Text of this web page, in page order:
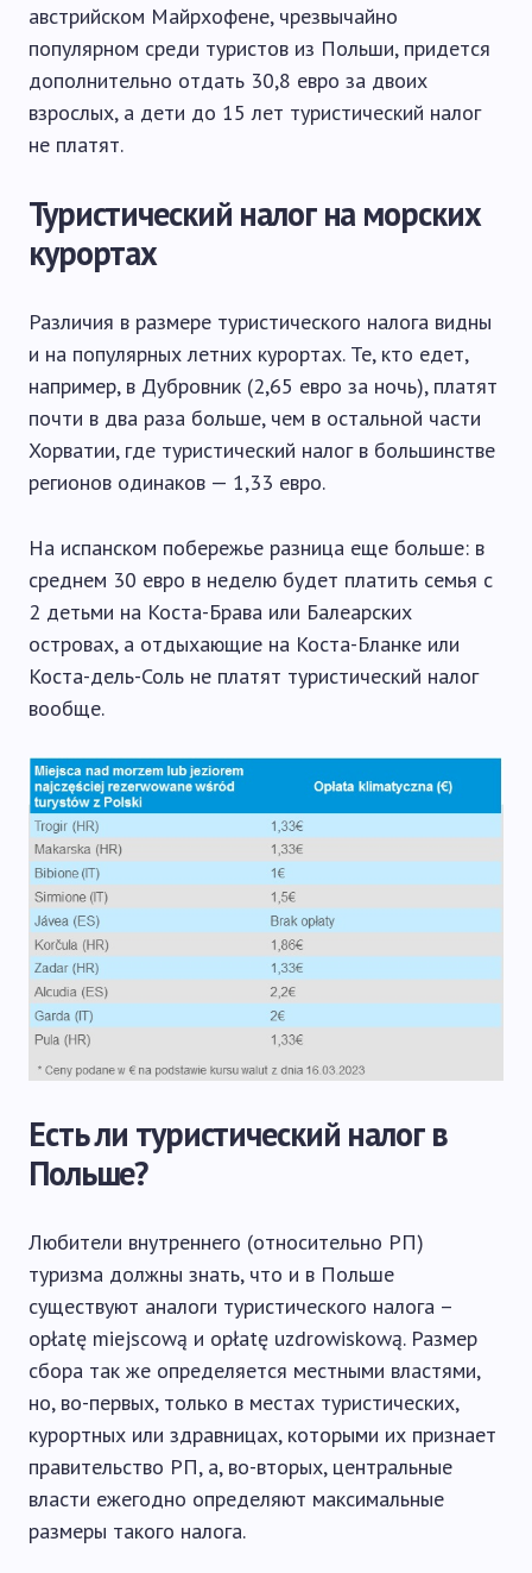
австрийском Майрхофене, чрезвычайно
популярном среди туристов из Польши, придется
дополнительно отдать 30,8 евро за двоих
взрослых, а дети до 15 лет туристический налог
не платят.
Туристический налог на морских
курортах
Различия в размере туристического налога видны
и на популярных летних курортах. Те, кто едет,
например, в Дубровник (2,65 евро за ночь), платят
почти в два раза больше, чем в остальной части
Хорватии, где туристический налог в большинстве
регионов одинаков — 1,33 евро.
На испанском побережье разница еще больше: в
среднем 30 евро в неделю будет платить семья с
2 детьми на Коста-Брава или Балеарских
островах, а отдыхающие на Коста-Бланке или
Коста-дель-Соль не платят туристический налог
вообще.
Есть ли туристический налог в
Польше?
Любители внутреннего (относительно РП)
туризма должны знать, что и в Польше
существуют аналоги туристического налога –
opłatę miejscową и opłatę uzdrowiskową. Размер
сбора так же определяется местными властями,
но, во-первых, только в местах туристических,
курортных или здравницах, которыми их признает
правительство РП, а, во-вторых, центральные
власти ежегодно определяют максимальные
размеры такого налога.